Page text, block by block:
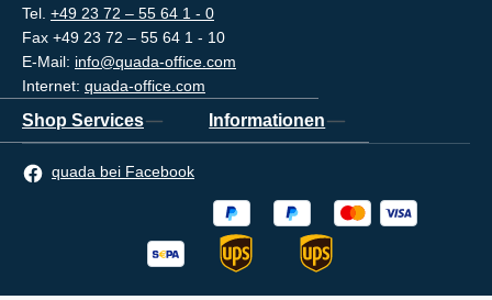
Tel. +49 23 72 – 55 64 1 - 0
Fax +49 23 72 – 55 64 1 - 10
E-Mail: info@quada-office.com
Internet: quada-office.com
Shop Services Informationen
quada bei Facebook